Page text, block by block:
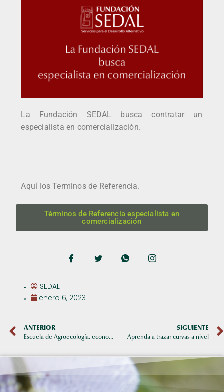
La Fundación SEDAL busca contratar un
especialista en comercialización.
Aquí los Terminos de Referencia.
Términos de Referencia especialista en
comercialización
SEDAL
enero 6, 2023
ANTERIOR
Escuela de Agroecología, economía solidaria y liderazgo
SIGUIENTE
Aprenda a trazar curvas a nivel